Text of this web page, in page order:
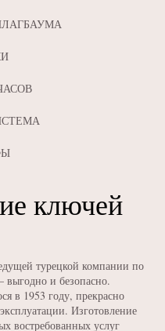
ключей
турецкой компании по
выгодно и безопасно.
в 1953 году, прекрасно
Изготовление
востребованных услуг